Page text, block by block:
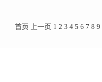
首页 上一页 1 2 3 4 5 6 7 8 9